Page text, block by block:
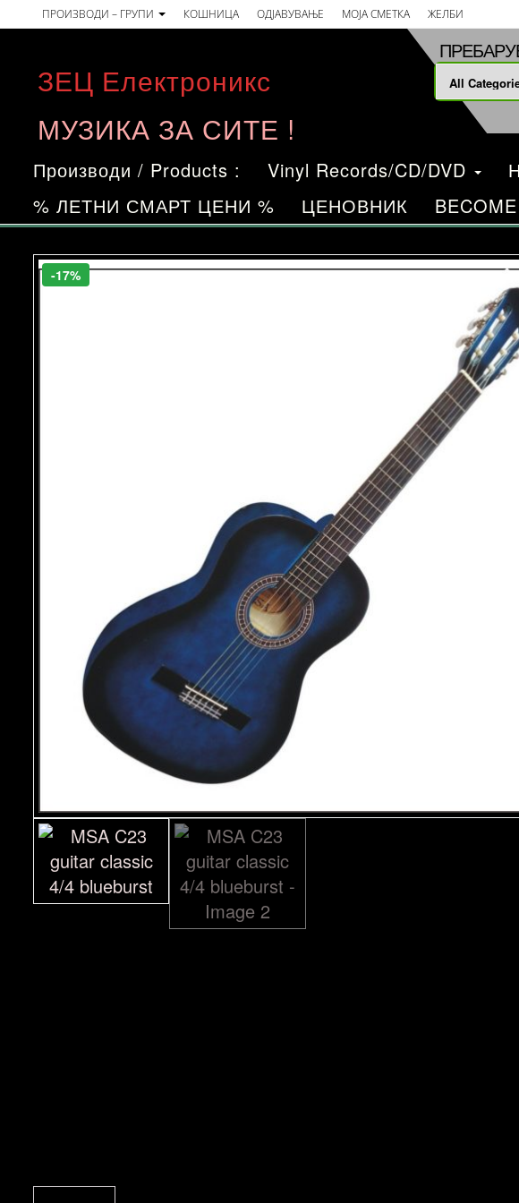
to
content
ПРОИЗВОДИ – ГРУПИ КОШНИЦА ОДЈАВУВАЊЕ МОЈА СМЕТКА ЖЕЛБИ
ЗЕЦ Електроникс
МУЗИКА ЗА СИТЕ !
Производи / Products : Vinyl Records/CD/DVD
% ЛЕТНИ СМАРТ ЦЕНИ %
ЦЕНОВНИК
-17%